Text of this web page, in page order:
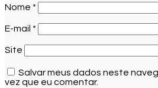
Nome *
E-mail *
Site
Salvar meus dados neste
vez que eu comentar.